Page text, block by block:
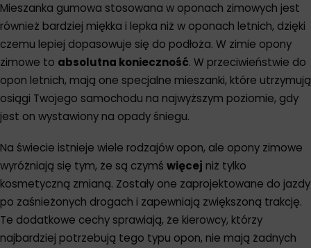
Mieszanka gumowa stosowana w oponach zimowych jest
również bardziej miękka i lepka niż w oponach letnich, dzięki
czemu lepiej dopasowuje się do podłoża. W zimie opony
zimowe to absolutna konieczność. W przeciwieństwie do
opon letnich, mają one specjalne mieszanki, które utrzymują
osiągi Twojego samochodu na najwyższym poziomie, gdy
jest on wystawiony na opady śniegu.
Na świecie istnieje wiele rodzajów opon, ale opony zimowe
wyróżniają się tym, że są czymś więcej niż tylko
kosmetyczną zmianą. Zostały one zaprojektowane do jazdy
po zaśnieżonych drogach i zapewniają zwiększoną trakcję.
Te dodatkowe cechy sprawiają, że kierowcy, którzy
najbardziej potrzebują tego typu opon, nie mają żadnych